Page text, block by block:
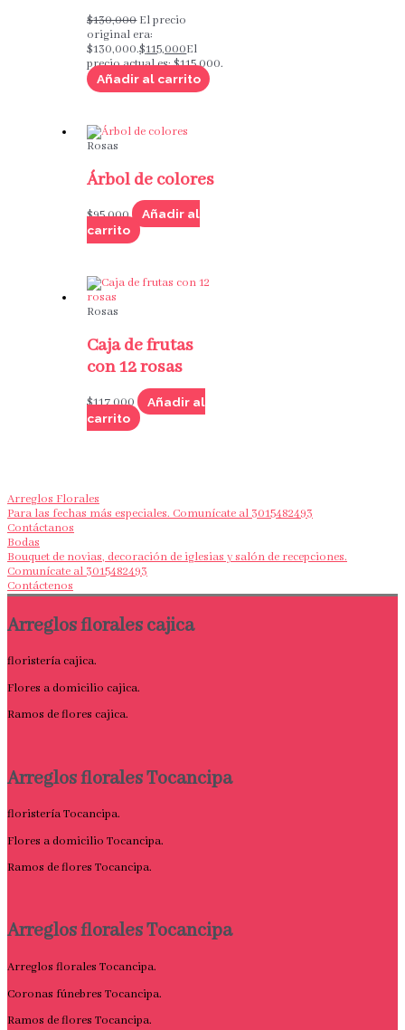
$130,000 El precio
original era:
$130,000.$115,000El
precio actual es: $115,000.
Añadir al carrito
Rosas
Árbol de colores
$95,000
Añadir al
carrito
Rosas
Caja de frutas
con 12 rosas
$117,000
Añadir al
carrito
Arreglos Florales
Para las fechas más especiales. Comunícate al 3015482493
Contáctanos
Bodas
Bouquet de novias, decoración de iglesias y salón de recepciones.
Comunícate al 3015482493
Contáctenos
Arreglos florales cajica
floristería cajica.
Flores a domicilio cajica.
Ramos de flores cajica.
Arreglos florales Tocancipa
floristería Tocancipa.
Flores a domicilio Tocancipa.
Ramos de flores Tocancipa.
Arreglos florales Tocancipa
Arreglos florales Tocancipa.
Coronas fúnebres Tocancipa.
Ramos de flores Tocancipa.